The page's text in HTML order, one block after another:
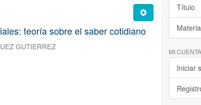
teoría sobre el saber cotidiano
GUTIERREZ
Título
Materia
MI CUENTA
Iniciar